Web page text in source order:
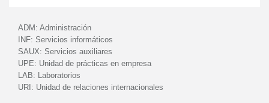
ADM: Administración
INF: Servicios informáticos
SAUX: Servicios auxiliares
UPE: Unidad de prácticas en empresa
LAB: Laboratorios
URI: Unidad de relaciones internacionales